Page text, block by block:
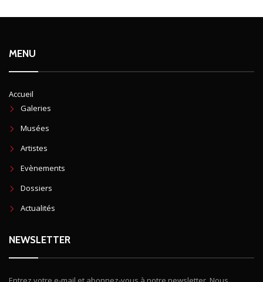
MENU
Accueil
Galeries
Musées
Artistes
Evènements
Dossiers
Actualités
NEWSLETTER